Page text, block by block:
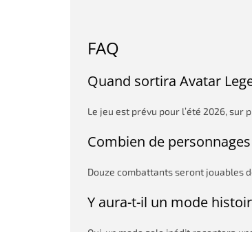
FAQ
Quand sortira Avatar
Le jeu est prévu pour l’été 2026, sur
Combien de
Douze combattants seront jouables
Y aura-t-il un mode